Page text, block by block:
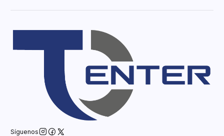
Síguenos